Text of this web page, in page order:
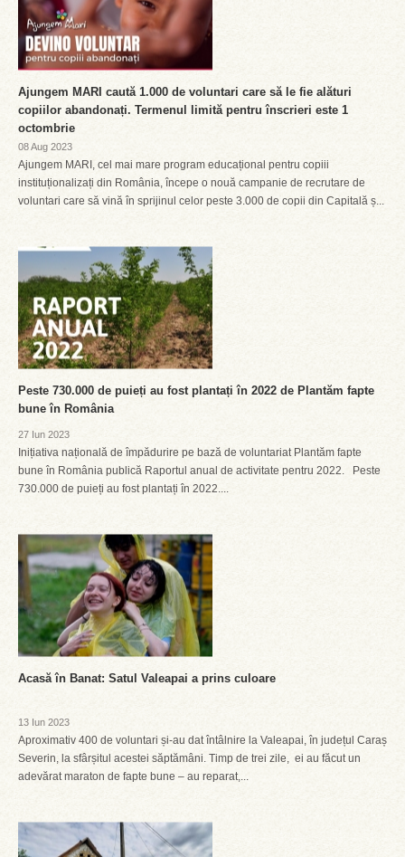
Ajungem MARI caută 1.000 de voluntari care să le fie alături
copiilor abandonați. Termenul limită pentru înscrieri este 1
octombrie
08 Aug 2023
Ajungem MARI, cel mai mare program educațional pentru copiii
instituționalizați din România, începe o nouă campanie de recrutare de
voluntari care să vină în sprijinul celor peste 3.000 de copii din Capitală ș...
Peste 730.000 de puieți au fost plantați în 2022 de Plantăm fapte
bune în România
27 Iun 2023
Inițiativa națională de împădurire pe bază de voluntariat Plantăm fapte
bune în România publică Raportul anual de activitate pentru 2022. Peste
730.000 de puieți au fost plantați în 2022....
Acasă în Banat: Satul Valeapai a prins culoare
13 Iun 2023
Aproximativ 400 de voluntari și-au dat întâlnire la Valeapai, în județul Caraș
Severin, la sfârșitul acestei săptămâni. Timp de trei zile, ei au făcut un
adevărat maraton de fapte bune – au reparat,...